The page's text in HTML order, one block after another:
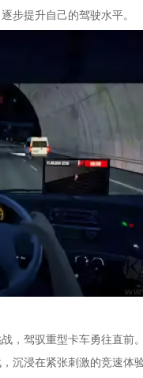
步提升自己的驾驶水平。
，驾驭重型卡车勇往直前。
沉浸在紧张刺激的竞速体验